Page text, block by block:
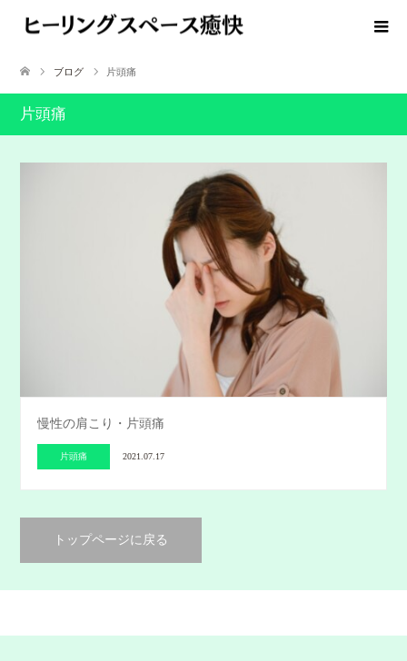
ブログ 片頭痛
片頭痛
慢性の肩こり・片頭痛
片頭痛 2021.07.17
トップページに戻る